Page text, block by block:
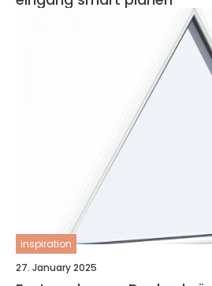
inspiration
27. January 2025